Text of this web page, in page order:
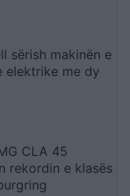
sërish makinën e
elektrike me dy
CLA 45
rekordin e klasës